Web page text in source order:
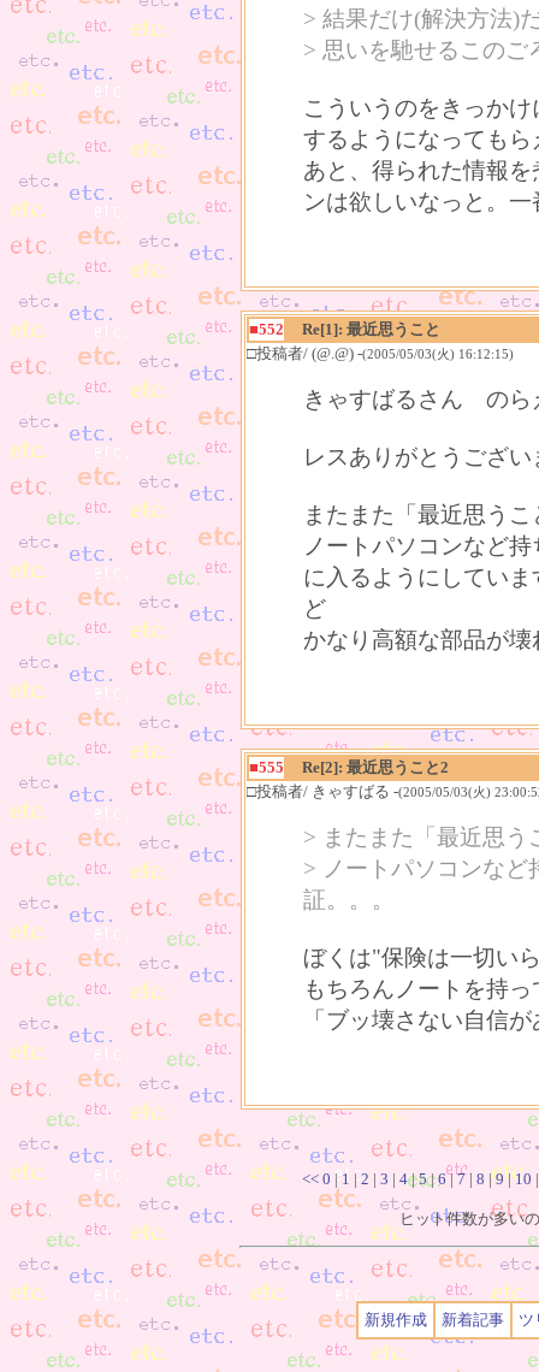
> 結果だけ(解決方法)
> 思いを馳せるこのご
こういうのをきっか
するようになっても
あと、得られた情報
ンは欲しいなっと。
■552
Re[1]: 最近思うこと
□投稿者/ (@.@) -(2005/05/03(火) 16:12:15)
きゃすばるさん の
レスありがとうござ
またまた「最近思うこ
ノートパソコンなど
に入るようにしてい
ど
かなり高額な部品が
■555
Re[2]: 最近思うこと2
□投稿者/ きゃすばる -(2005/05/03(火)
> またまた「最近思う
> ノートパソコンなど
証。。。
ぼくは"保険は一切い
もちろんノートを持
「ブッ壊さない自信
<< 0 | 1 | 2 | 3 | 4|5|6|7| 8 |9|10
ヒット件数が多い
新規作成 新着記事 ツ